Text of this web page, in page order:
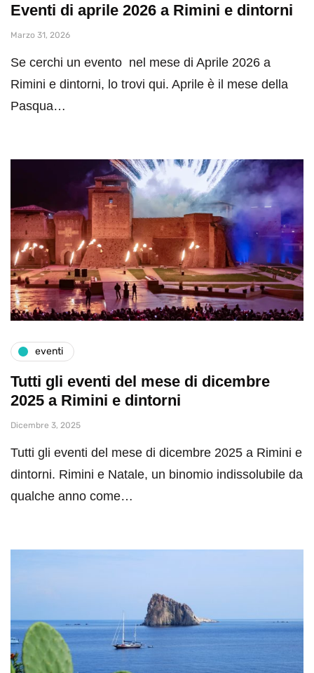
Eventi di aprile 2026 a Rimini e dintorni
Marzo 31, 2026
Se cerchi un evento nel mese di Aprile 2026 a
Rimini e dintorni, lo trovi qui. Aprile è il mese della
Pasqua…
eventi
Tutti gli eventi del mese di dicembre
2025 a Rimini e dintorni
Dicembre 3, 2025
Tutti gli eventi del mese di dicembre 2025 a Rimini e
dintorni. Rimini e Natale, un binomio indissolubile da
qualche anno come…